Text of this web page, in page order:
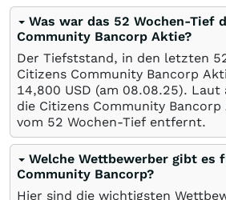
Was war das 52 Wochen-Tief
Community Bancorp Aktie?
Der Tiefststand, in den letzten
Citizens Community Bancorp
14,800 USD (am 08.08.25). Laut
die Citizens Community
vom 52 Wochen-Tief entfernt.
Welche Wettbewerber gibt es
Community Bancorp?
Hier sind die wichtigsten